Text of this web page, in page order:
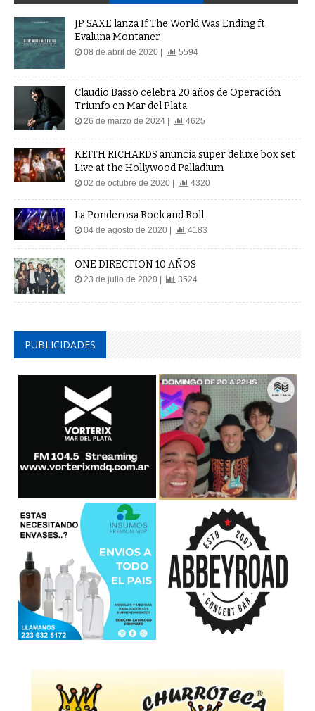
JP SAXE lanza If The World Was Ending ft.
Evaluna Montaner
08 de abril de 2020 | 5594
Claudio Basso celebra 20 años de Operación
Triunfo en Mar del Plata
26 de marzo de 2024 | 4625
KEITH RICHARDS anuncia super deluxe box set
Live at the Hollywood Palladium
02 de octubre de 2020 | 4320
La Ponderosa Rock and Roll
04 de agosto de 2020 | 4183
ONE DIRECTION 10 AÑOS
23 de julio de 2020 | 3524
PUBLICIDADES